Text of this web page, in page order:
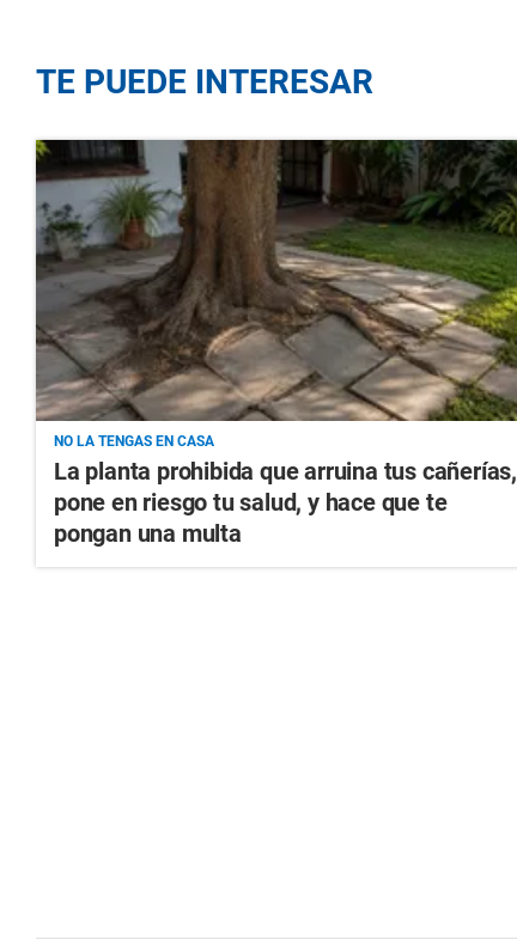
TE PUEDE INTERESAR
NO LA TENGAS EN CASA
La planta prohibida que arruina tus cañerías,
pone en riesgo tu salud, y hace que te
pongan una multa